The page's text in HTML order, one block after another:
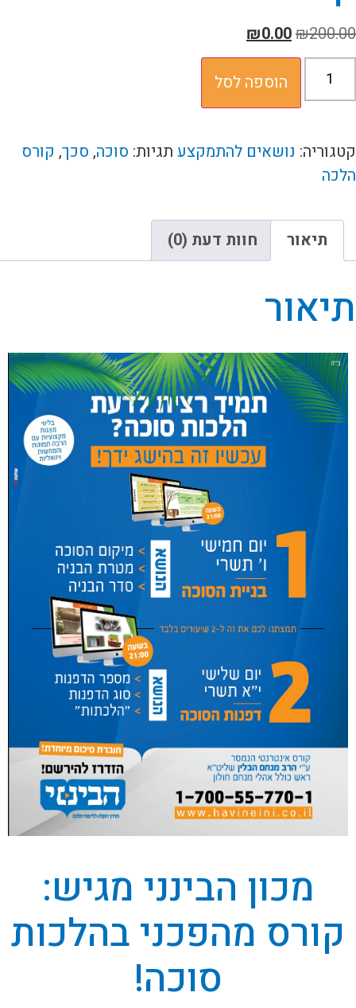
₪200.00
₪0.00
הוספה לסל
קטגוריה: נושאים להתמקצע תגיות: סוכה, סכך, קורס
הלכה
תיאור חוות דעת (0)
תיאור
מכון הבינני מגיש:
קורס מהפכני בהלכות
סוכה!